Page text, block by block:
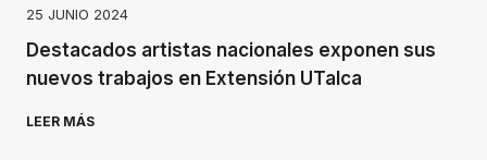
25 JUNIO 2024
Destacados artistas nacionales exponen sus
nuevos trabajos en Extensión UTalca
LEER MÁS